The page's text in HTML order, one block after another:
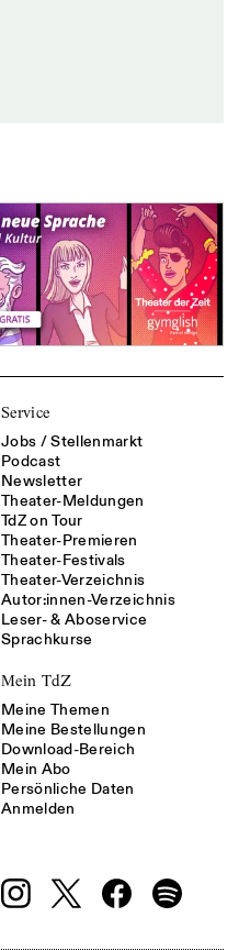
Service
Jobs / Stellenmarkt
Podcast
Newsletter
Theater-Meldungen
TdZ on Tour
Theater-Premieren
Theater-Festivals
Theater-Verzeichnis
Autor:innen-Verzeichnis
Leser- & Aboservice
Sprachkurse
Mein TdZ
Meine Themen
Meine Bestellungen
Download-Bereich
Mein Abo
Persönliche Daten
Anmelden